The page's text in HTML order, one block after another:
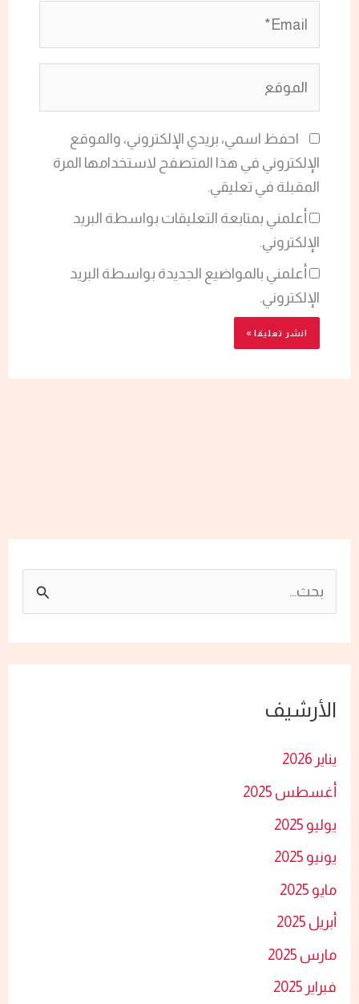
احفظ اسمي، بريدي الإلكتروني، والموقع
الإلكتروني في هذا المتصفح لاستخدامها المرة
المقبلة في تعليقي.
أعلمني بمتابعة التعليقات بواسطة البريد
الإلكتروني.
أعلمني بالمواضيع الجديدة بواسطة البريد
الإلكتروني.
ث
ن
:
الأرشيف
يناير 2026
أغسطس 2025
يوليو 2025
يونيو 2025
مايو 2025
أبريل 2025
مارس 2025
فبراير 2025